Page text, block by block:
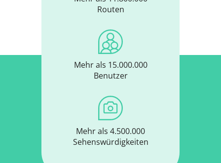
Routen
Mehr als 15.000.000
Benutzer
Mehr als 4.500.000
Sehenswürdigkeiten